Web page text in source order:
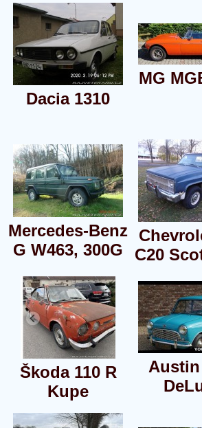
Dacia 1310
MG
Mercedes-Benz
G W463, 300G
C20
Škoda 110 R
Kupe